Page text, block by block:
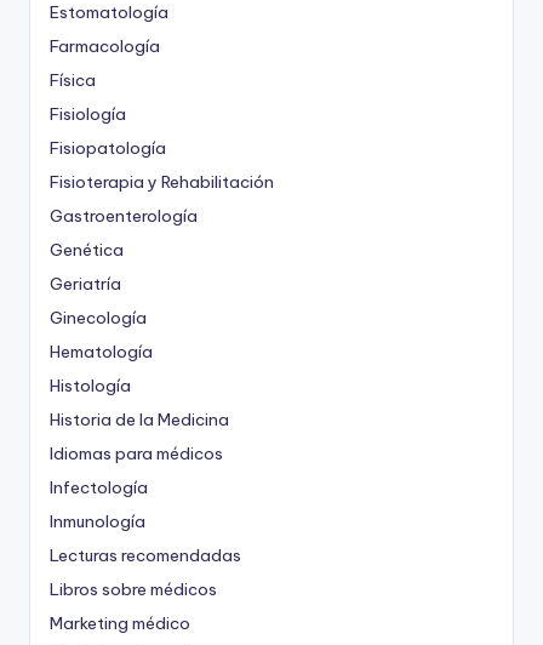
Estomatología
Farmacología
Física
Fisiología
Fisiopatología
Fisioterapia y Rehabilitación
Gastroenterología
Genética
Geriatría
Ginecología
Hematología
Histología
Historia de la Medicina
Idiomas para médicos
Infectología
Inmunología
Lecturas recomendadas
Libros sobre médicos
Marketing médico